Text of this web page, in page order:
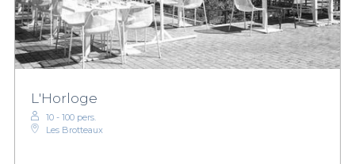
L'Horloge
10 - 100 pers.
Les Brotteaux